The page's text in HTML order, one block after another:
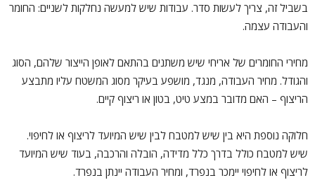
בשביל זה, צריך לעשות סדר. עבודות שיש למעשה נחלקות לשניים: החומר
והעבודה עצמה.
מחירי החומרים של אריחי שיש משתנים בהתאם לאופן הייצור שלהם, הסוג
והגודל. מחיר העבודה, מנגד, מושפע בעיקר מסוג המשטח עליו מתבצע
הריצוף – האם מדובר במצע טיט, בטון או ריצוף קיים.
חלוקה נוספת היא בין שיש למטבח לבין שיש המיועד לריצוף או לחיפוי.
שיש למטבח כולל בדרך כלל מדידה, הובלה והרכבה, בעוד שיש המיועד
לריצוף או לחיפוי יימכר בנפרד, ומחיר העבודה יינתן בנפרד.